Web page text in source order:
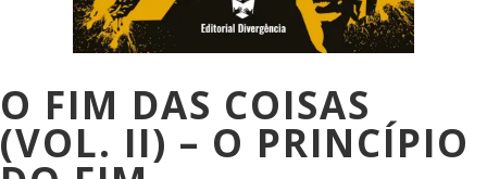
O FIM DAS COISAS
(VOL. II) – O PRINCÍPIO